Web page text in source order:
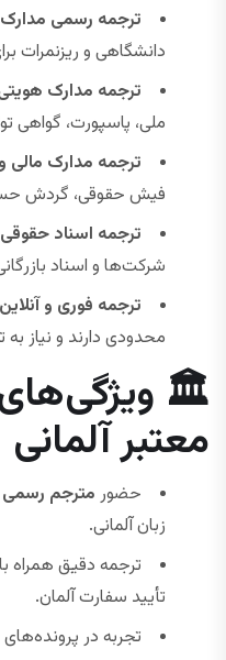
ترجمه رسمی
دانشگاهی و ریزنمرات
ترجمه مدارک
ملی، پاسپورت، گواهی
ترجمه مدارک مالی
فیش حقوقی، گردش
ترجمه اسناد
شرکت‌ها و اسناد
ترجمه فوری و آنلاین
محدودی دارند و نیاز
🏛 ویژگی‌های
معتبر آلمانی
حضور مترجم رسمی
زبان آلمانی.
ترجمه دقیق همراه
تأیید سفارت آلمان.
تجربه در